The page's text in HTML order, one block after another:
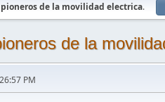
pioneros de la movilidad electrica.
PM